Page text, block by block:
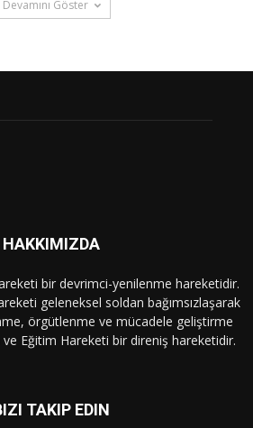
Devamını Göster
HAKKIMIZDA
bir devrimci-yenilenme hareketidir.
geleneksel soldan bağımsızlaşarak
örgütlenme ve mücadele geliştirme
Eğitim Hareketi bir direniş hareketidir.
TAKIP EDIN